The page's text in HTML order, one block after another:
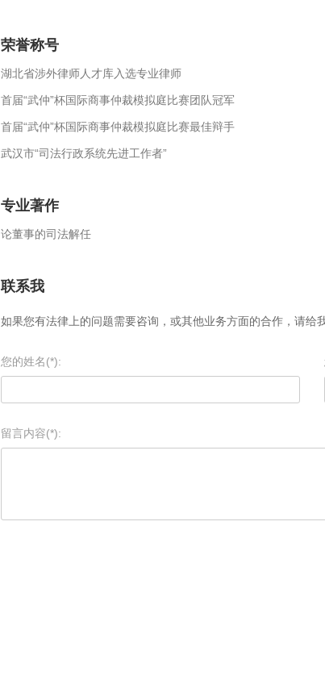
荣誉称号
湖北省涉外律师人才库入选专业律师
首届“武仲”杯国际商事仲裁模拟庭比赛团队冠军
首届“武仲”杯国际商事仲裁模拟庭比赛最佳辩手
武汉市“司法行政系统先进工作者”
专业著作
论董事的司法解任
联系我
如果您有法律上的问题需要咨询，或其他业务方面的合作，请给
您的姓名(*):
留言内容(*):